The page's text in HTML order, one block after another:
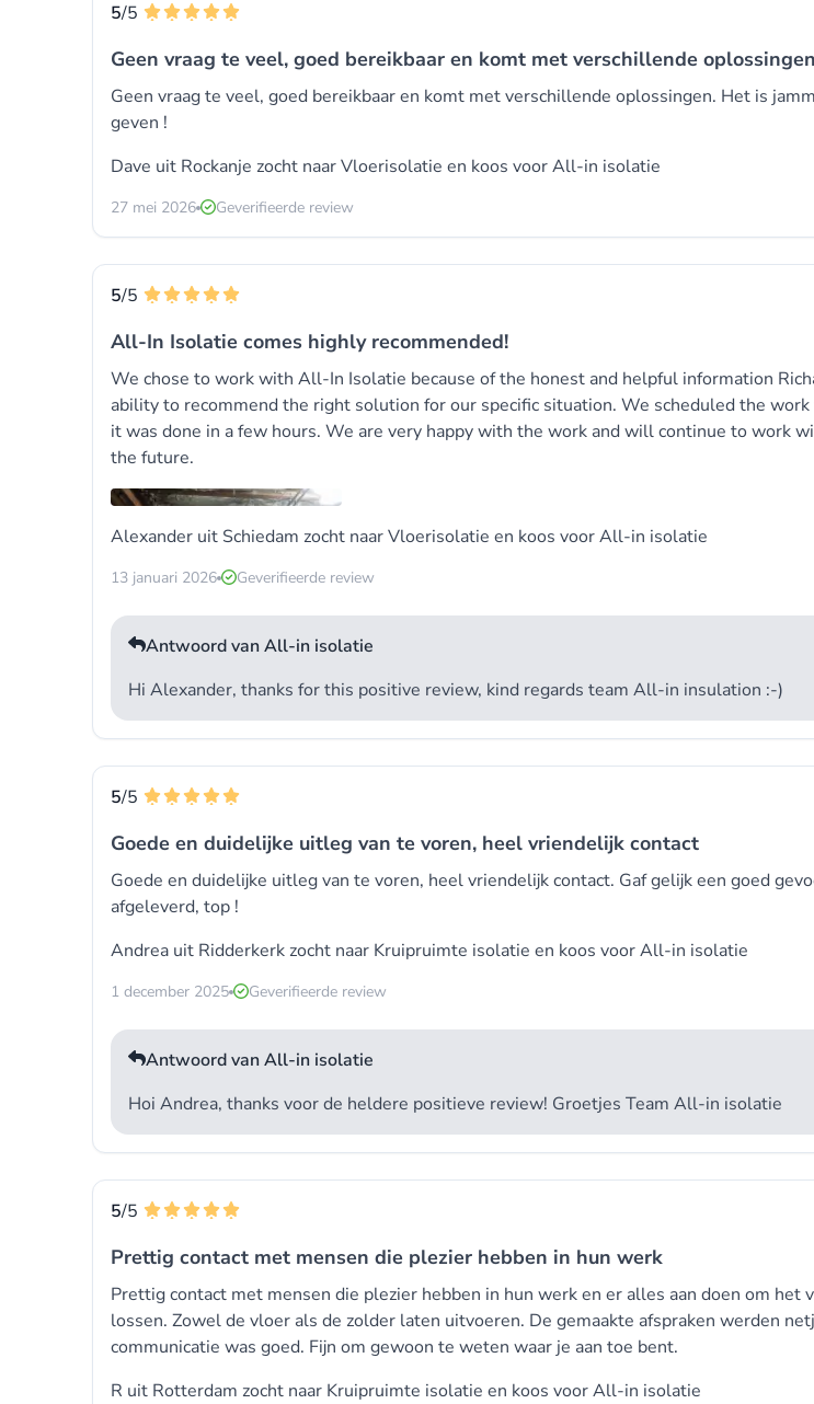
5/5
Geen vraag te veel, goed bereikbaar en komt met verschillende oplossingen
Geen vraag te veel, goed bereikbaar en komt met verschillende oplossingen. Het is
geven !
Dave uit Rockanje zocht naar Vloerisolatie en koos voorAll-in isolatie
27 mei 2026 Geverifieerde review
5/5
All-In Isolatie comes highly recommended!
We chose to work with All-In Isolatie because of the honest and helpful information
ability to recommend the right solution for our specific situation. We scheduled the
it was done in a few hours. We are very happy with the work and will continue to work
the future.
Alexander uit Schiedam zocht naar Vloerisolatie en koos voorAll-in isolatie
13 januari 2026 Geverifieerde review
Antwoord van All-in isolatie
Hi Alexander, thanks for this positive review, kind regards team All-in insulation :-)
5/5
Goede en duidelijke uitleg van te voren, heel vriendelijk contact
Goede en duidelijke uitleg van te voren, heel vriendelijk contact. Gaf gelijk een goed
afgeleverd, top !
Andrea uit Ridderkerk zocht naar Kruipruimte isolatie en koos voorAll-in isolatie
1 december 2025 Geverifieerde review
Antwoord van All-in isolatie
Hoi Andrea, thanks voor de heldere positieve review! Groetjes Team All-in isolatie
5/5
Prettig contact met mensen die plezier hebben in hun werk
Prettig contact met mensen die plezier hebben in hun werk en er alles aan doen om het
lossen. Zowel de vloer als de zolder laten uitvoeren. De gemaakte afspraken werden
communicatie was goed. Fijn om gewoon te weten waar je aan toe bent.
R uit Rotterdam zocht naar Kruipruimte isolatie en koos voorAll-in isolatie